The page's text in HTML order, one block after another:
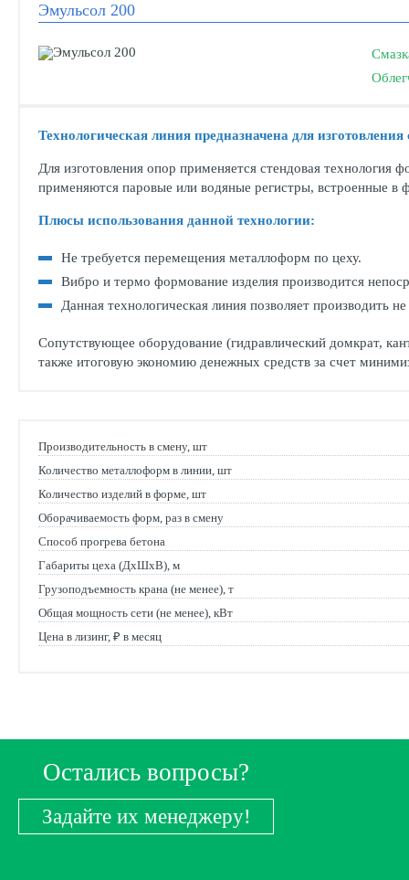
Эмульсол 200
Технологическая линия предназначена для
Для изготовления опор применяется стендовая
применяются паровые или водяные регистры, встроенные в
Плюсы использования данной технологии:
Не требуется перемещения металлоформ по цеху.
Вибро и термо формование изделия производится
Данная технологическая линия позволяет
Сопутствующее оборудование (гидравлический домкрат,
также итоговую экономию денежных средств за счет
Производительность в смену, шт
Количество металлоформ в линии, шт
Количество изделий в форме, шт
Оборачиваемость форм, раз в смену
Способ прогрева бетона
Габариты цеха (ДхШхВ), м
Грузоподъемность крана (не менее), т
Общая мощность сети (не менее), кВт
Цена в лизинг, ₽ в месяц
Остались вопросы?
Задайте их менеджеру!